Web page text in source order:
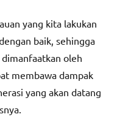
yang kita lakukan
baik, sehingga
oleh
membawa dampak
yang akan datang